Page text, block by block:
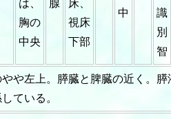
は、
胸の
中央
腺
床、
視床
下部
中
識
別
智
や左上。膵臓と脾臓の近く。膵
ている。